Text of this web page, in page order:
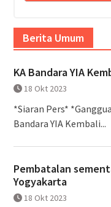
Berita Umum
KA Bandara YIA
18 Okt 2023
*Siaran Pers*
Bandara YIA Kembali...
Pembatalan
Yogyakarta
18 Okt 2023